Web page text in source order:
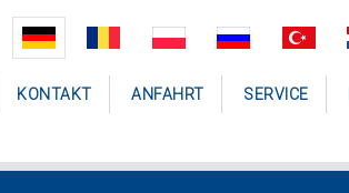
KONTAKT ANFAHRT SERVICE